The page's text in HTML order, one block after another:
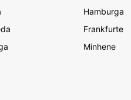
Hamburga
Frankfurte
Minhene